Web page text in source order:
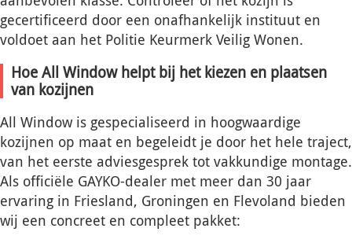
gecertificeerd door een onafhankelijk instituut en
voldoet aan het Politie Keurmerk Veilig Wonen.
Hoe All Window helpt bij het kiezen en plaatsen
van kozijnen
All Window is gespecialiseerd in hoogwaardige
kozijnen op maat en begeleidt je door het hele traject,
van het eerste adviesgesprek tot vakkundige montage.
Als officiële GAYKO-dealer met meer dan 30 jaar
ervaring in Friesland, Groningen en Flevoland bieden
wij een concreet en compleet pakket: